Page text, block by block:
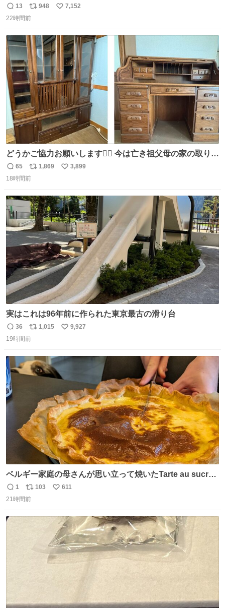
ちゃ行けないのはスペィン村ホテル🏛🏨 だってロビーから
中庭抜けるだけでこの有様🤩 ディズニーホテル泊まってる
ニャは益々素晴らしい場所になってる
返
信
13
リ
ポ
ト
数
948
い
数
7,152
22時間前
どうかご協力お願いします🙇‍♂️ 今は亡き祖父母の家の取り壊
しが決まり、どうしても処分して欲しくない食器棚と机の
引き取り手を探しております この2つは私の祖母が当初一
さで亡くなりましたが、この家具達をとても大切にしてお
りました 続く↓
返
信
65
リ
ポ
ト
数
1,869
い
数
3,899
18時間前
実はこれは96年前に作られた東京最古の滑り台
返
信
36
リ
ポ
ト
数
1,015
い
数
9,927
19時間前
ベルギー家庭の母さんが思い立って焼いたTarte au sucre
は「砂糖のケーキ」。パイ生地に砂糖をたっぷり振りか
け、クリームと卵の液を注いで焼くだけ。溶けた砂糖はね
ギーのだよ」というこれ、素朴な焼菓子に見えてナポレオ
ン戦争の歴史があった。
返
信
1
リ
ポ
103
い
数
611
21時間前